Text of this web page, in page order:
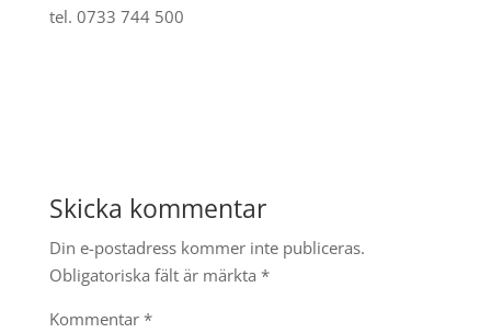
tel. 0733 744 500
Skicka kommentar
Din e-postadress kommer inte publiceras.
Obligatoriska fält är märkta *
Kommentar *